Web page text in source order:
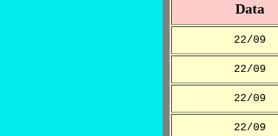
Data
22/09
22/09
22/09
22/09